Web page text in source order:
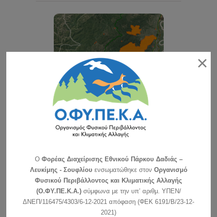
ΑΝΑΖΗΤΗΣΗ
ΠΡΟΣΦΑΤΑ ΝΕΑ-ΠΡΟΚΗΡΥΞΕΙΣ
×
O Φορέας Διαχείρισης Εθνικού Πάρκου Δαδιάς –
Λευκίμης - Σουφλίου ενσωματώθηκε στον Οργανισμό
Φυσικού Περιβάλλοντος και Κλιματικής Αλλαγής
(Ο.ΦΥ.ΠΕ.Κ.Α.)σύμφωνα με την υπ’ αριθμ. ΥΠΕΝ/
ΔΝΕΠ/116475/4303/6-12-2021 απόφαση (ΦΕΚ 6191/Β/23-12-
2021)